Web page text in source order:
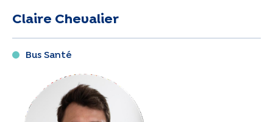
Claire Chevalier
Bus Santé